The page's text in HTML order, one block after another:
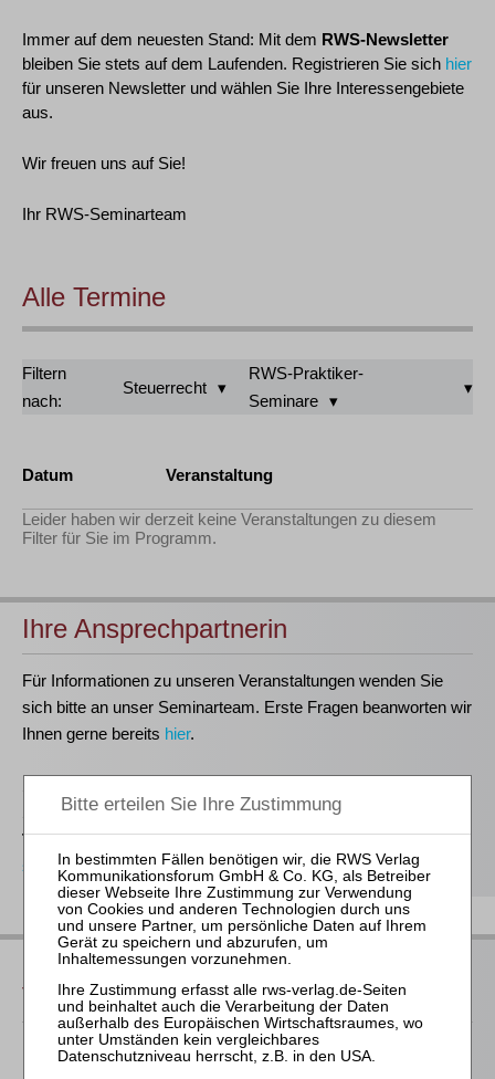
Immer auf dem neuesten Stand: Mit dem RWS-Newsletter
bleiben Sie stets auf dem Laufenden. Registrieren Sie sich hier
für unseren Newsletter und wählen Sie Ihre Interessengebiete
aus.
Wir freuen uns auf Sie!
Ihr RWS-Seminarteam
Alle Termine
Filtern
nach:
Steuerrecht
RWS-Praktiker-
Seminare
Datum Veranstaltung
Leider haben wir derzeit keine Veranstaltungen zu diesem
Filter für Sie im Programm.
Ihre Ansprechpartnerin
Für Informationen zu unseren Veranstaltungen wenden Sie
sich bitte an unser Seminarteam. Erste Fragen beanworten wir
Ihnen gerne bereits hier.
Seminarorganisation
T(0221)-400 88-15
seminar@rws-verlag.de
Das bieten Ihnen unsere
Veranstaltungen
Für alle Endgeräte kompatible und browserbasierte